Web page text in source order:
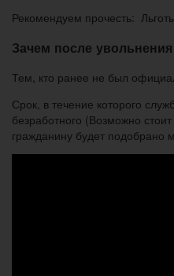
Рекомендуем прочесть:
Зачем после
Тем, кто ранее не был
Срок, в течение которого
безработного (Возможно
гражданину будет подобрано